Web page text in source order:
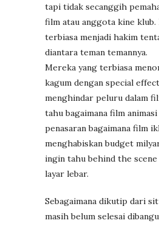
tapi tidak secanggih
film atau anggota kine klub.
terbiasa menjadi hakim
diantara teman temannya.
Mereka yang terbiasa
kagum dengan special
menghindar peluru dalam
tahu bagaimana film
penasaran bagaimana film
menghabiskan budget
ingin tahu behind the
layar lebar.
Sebagaimana dikutip dari
masih belum selesai